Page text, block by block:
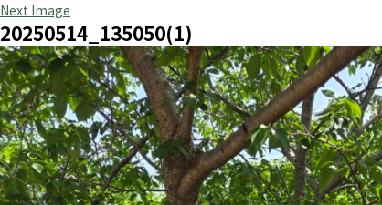
Next Image
20250514_135050(1)